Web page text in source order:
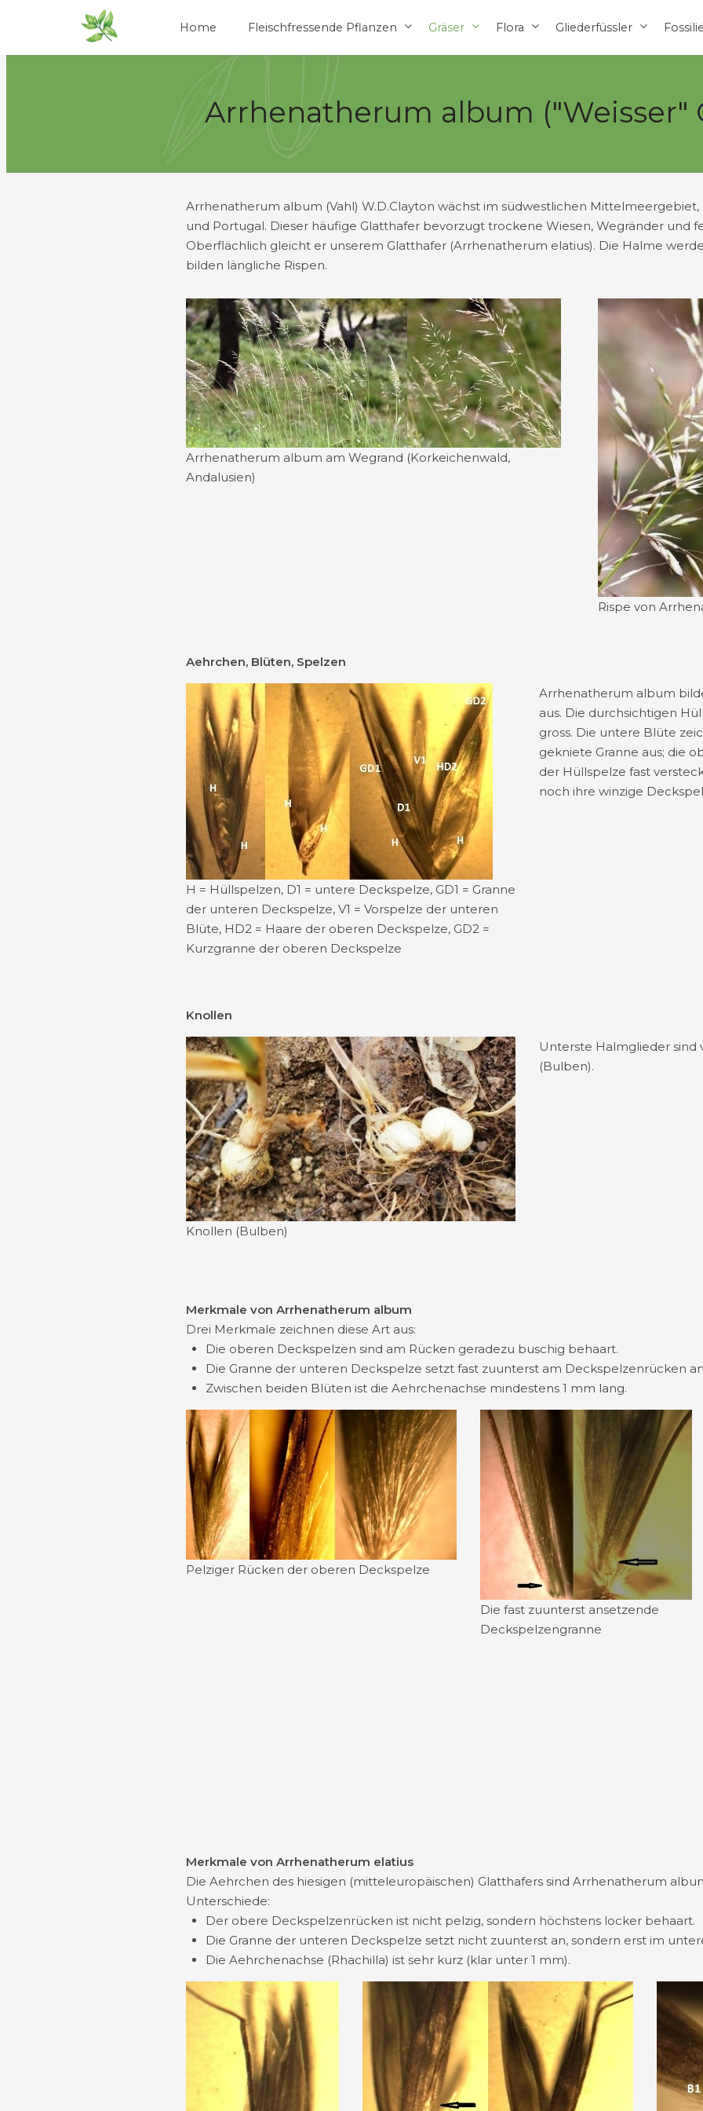
Home Fleischfressende Pflanzen Gräser Flora Gliederfüssler
Arrhenatherum album ("Weisser"
Arrhenatherum album (Vahl) W.D.Clayton wächst im südwestlichen Mittelmeergebiet,
und Portugal. Dieser häufige Glatthafer bevorzugt trockene Wiesen, Wegränder und
Oberflächlich gleicht er unserem Glatthafer (Arrhenatherum elatius). Die Halme
bilden längliche Rispen.
Arrhenatherum album am Wegrand (Korkeichenwald,
Andalusien)
Rispe von
Aehrchen, Blüten, Spelzen
H = Hüllspelzen, D1 = untere Deckspelze, GD1 = Granne
der unteren Deckspelze, V1 = Vorspelze der unteren
Blüte, HD2 = Haare der oberen Deckspelze, GD2 =
Kurzgranne der oberen Deckspelze
Arrhenatherum album
aus. Die durchsichtigen
gross. Die untere Blüte
gekniete Granne aus; die
der Hüllspelze fast
noch ihre winzige
Knollen
Knollen (Bulben)
Unterste Halmglieder sind
(Bulben).
Merkmale von Arrhenatherum album
Drei Merkmale zeichnen diese Art aus:
Die oberen Deckspelzen sind am Rücken geradezu buschig behaart.
Die Granne der unteren Deckspelze setzt fast zuunterst am Deckspelzenrücken
Zwischen beiden Blüten ist die Aehrchenachse mindestens 1 mm lang.
Pelziger Rücken der oberen Deckspelze
Die fast zuunterst ansetzende
Deckspelzengranne
Merkmale von Arrhenatherum elatius
Die Aehrchen des hiesigen (mitteleuropäischen) Glatthafers sind Arrhenatherum
Unterschiede:
Der obere Deckspelzenrücken ist nicht pelzig, sondern höchstens locker behaart.
Die Granne der unteren Deckspelze setzt nicht zuunterst an, sondern erst im
Die Aehrchenachse (Rhachilla) ist sehr kurz (klar unter 1 mm).